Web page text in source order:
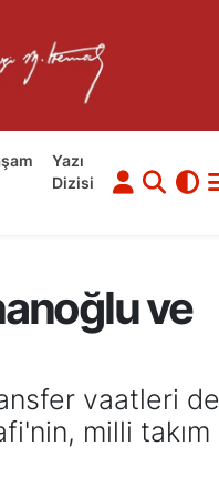
Yazı
Dizisi
ve
vaatleri de
milli takım